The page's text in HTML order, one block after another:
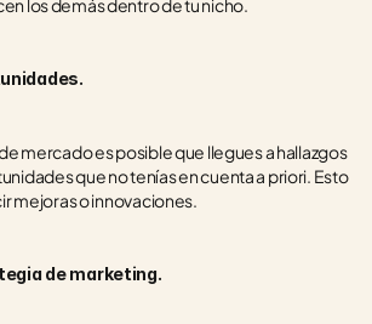
los demás dentro de tu nicho.
mercado es posible que llegues a hallazgos
que no tenías en cuenta a priori. Esto
mejoras o innovaciones.
de marketing.